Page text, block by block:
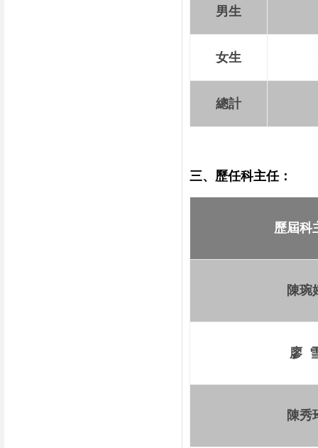
男生
女生
總計
三、歷任科主任：
歷屆科
陳琬
廖
陳秀